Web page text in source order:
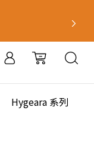
Hygeara 系列